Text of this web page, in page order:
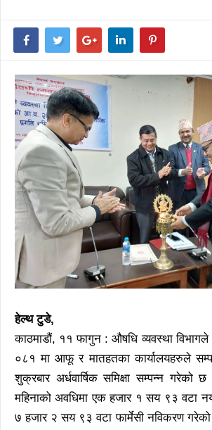
हेल्थ टुडे,
काठमाडौं, ११ फागुन : औषधि व्यवस्था
०८१ मा आफू र मातहतका कार्यालयहरुले
शुक्रबार अर्धवार्षिक समिक्षा सम्पन्न गरेको
महिनाको अवधिमा एक हजार १ सय ९३ वटा
७ हजार २ सय ९३ वटा फार्मेसी नविकरण